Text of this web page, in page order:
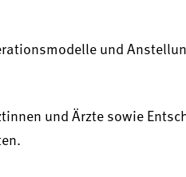
und
und Ärzte sowie